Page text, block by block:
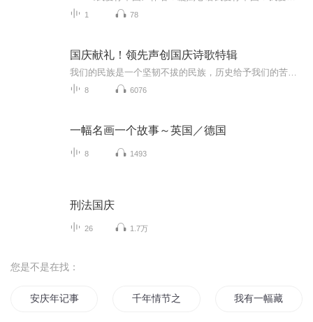
1 78
国庆献礼！领先声创国庆诗歌特辑
8 6076
一幅名画一个故事～英国／德国
8 1493
刑法国庆
26 1.7万
您是不是在找：
安庆年记事 千年情节之三生三世 我有一幅藏宝图